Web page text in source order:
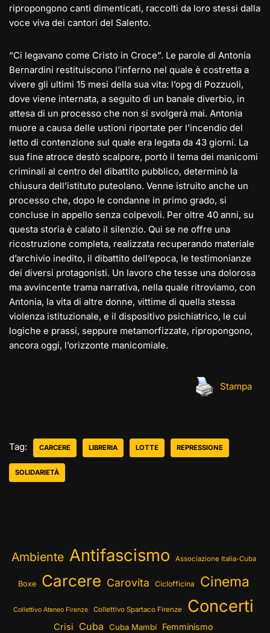
ripropongono canti dimenticati, raccolti da loro stessi dalla
voce viva dei cantori del Salento.
“Ci legavano come Cristo in Croce”. Le parole di Antonia
Bernardini restituiscono l’inferno nel quale è costretta a
vivere gli ultimi 15 mesi della sua vita: l’opg di Pozzuoli,
dove viene internata, a seguito di un banale diverbio, in
attesa di un processo che non si svolgerà mai. Antonia
muore a causa delle ustioni riportate per l’incendio del
letto di contenzione sul quale era legata da 43 giorni. La
sua fine atroce destò scalpore, portò il tema dei manicomi
criminali al centro del dibattito pubblico, determinò la
chiusura dell’istituto puteolano. Venne istruito anche un
processo che, dopo le condanne in primo grado, si
concluse in appello senza colpevoli. Per oltre 40 anni, su
questa storia è calato il silenzio. Qui se ne offre una
ricostruzione completa, realizzata recuperando materiale
d’archivio inedito, il dibattito dell’epoca, le testimonianze
dei diversi protagonisti. Un lavoro che tesse una dolorosa
ma avvincente trama narrativa, nella quale ritroviamo, con
Antonia, la vita di altre donne, vittime di quella stessa
violenza istituzionale, e il dispositivo psichiatrico, le cui
logiche e prassi, seppure metamorfizzate, ripropongono,
ancora oggi, l’orizzonte manicomiale.
Stampa
Tag: CARCERE LIBRERIA LOTTE REPRESSIONE
SOLIDARIETÀ
Ambiente Antifascismo Associazione Italia-Cuba
Boxe Carcere Carovita Ciclofficina Cinema
Collettivo Ateneo Firenze Collettivo Spartaco Firenze Concerti
Crisi Cuba Cuba Mambí Femminismo